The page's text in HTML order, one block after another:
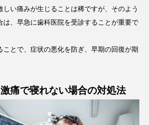
しい痛みが生じることは稀ですが、そのよう
は、早急に歯科医院を受診することが重要で
ことで、症状の悪化を防ぎ、早期の回復が期
痛で寝れない場合の対処法